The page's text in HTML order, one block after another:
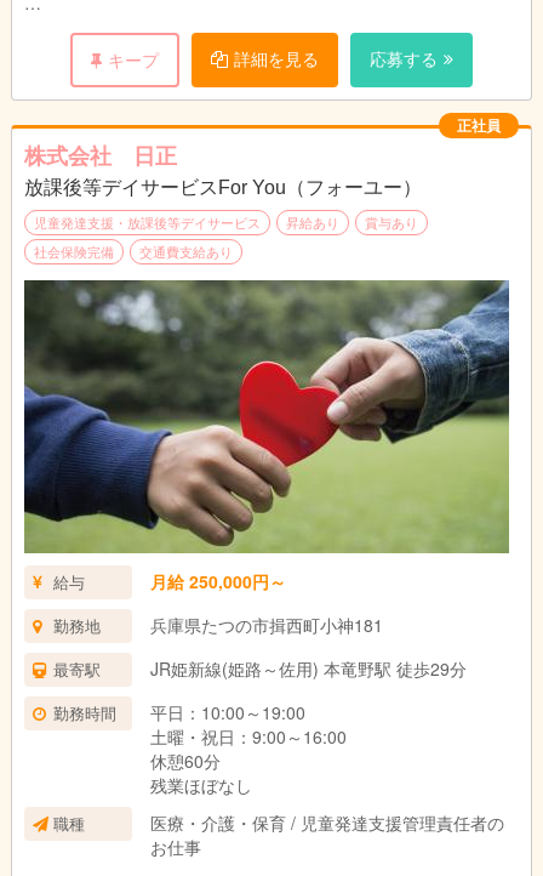
・保育 ・管理業務
・療育 ・保険請求
・送迎 ・事務手続き
キープ 詳細を見る 応募する
正社員
株式会社 日正
放課後等デイサービスFor You（フォーユー）
児童発達支援・放課後等デイサービス 昇給あり
賞与あり
社会保険完備
交通費支給あり
給与 月給 250,000円～
勤務地 兵庫県たつの市揖西町小神181
最寄駅 JR姫新線(姫路～佐用) 本竜野駅 徒歩29分
勤務時間
平日：10:00～19:00
土曜・祝日：9:00～16:00
休憩60分
残業ほぼなし
職種
医療・介護・保育 / 児童発達支援管理責任者の
お仕事